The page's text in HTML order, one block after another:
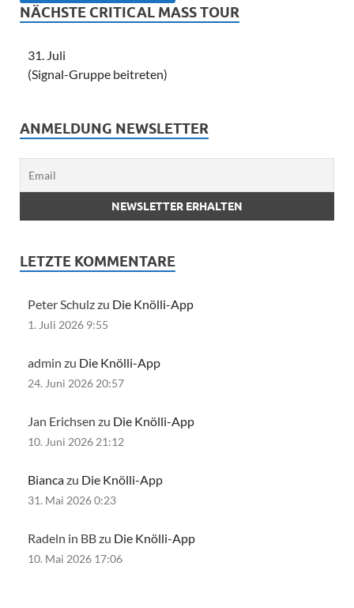
NÄCHSTE CRITICAL MASS TOUR
31. Juli
(Signal-Gruppe beitreten)
ANMELDUNG NEWSLETTER
LETZTE KOMMENTARE
Peter Schulz zu Die Knölli-App
1. Juli 2026 9:55
admin zu Die Knölli-App
24. Juni 2026 20:57
Jan Erichsen zu Die Knölli-App
10. Juni 2026 21:12
Biancazu Die Knölli-App
31. Mai 2026 0:23
Radeln in BB zu Die Knölli-App
10. Mai 2026 17:06